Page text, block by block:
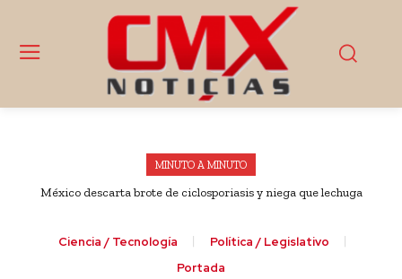
MINUTO A MINUTO
México descarta brote de ciclosporiasis y niega que lechuga
Ciencia / Tecnología
Política / Legislativo
Portada